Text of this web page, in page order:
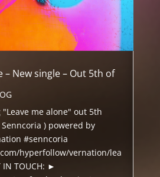
– New single – Out 5th of
me alone" out 5th
) powered by
#senncoria
hyperfollow/vernation/lea
IN TOUCH: ►